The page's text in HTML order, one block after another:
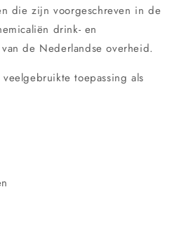
die zijn voorgeschreven in de
drink- en
de Nederlandse overheid.
toepassing als